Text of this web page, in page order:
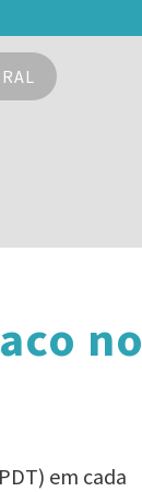
no
em cada